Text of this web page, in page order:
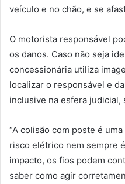
veículo e no chão, e se
O motorista responsável
os danos. Caso não seja
concessionária utiliza
localizar o responsável e
inclusive na esfera judicial,
“A colisão com poste é
risco elétrico nem sempre
impacto, os fios podem
saber como agir